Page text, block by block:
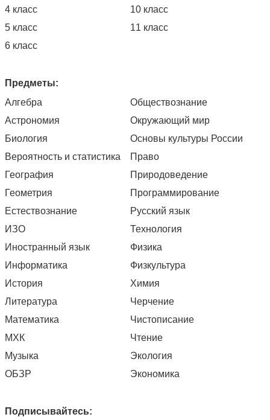
4 класс
5 класс
6 класс
10 класс
11 класс
Предметы:
Алгебра
Астрономия
Биология
Вероятность и статистика
География
Геометрия
Естествознание
ИЗО
Иностранный язык
Информатика
История
Литература
Математика
МХК
Музыка
ОБЗР
Обществознание
Окружающий мир
Основы культуры России
Право
Природоведение
Программирование
Русский язык
Технология
Физика
Физкультура
Химия
Черчение
Чистописание
Чтение
Экология
Экономика
Подписывайтесь: